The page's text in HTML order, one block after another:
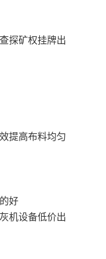
探矿权挂牌出
提高布料均匀
好
机设备低价出